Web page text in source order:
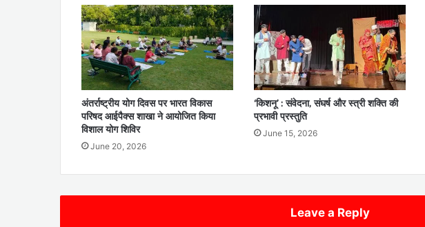
अंतर्राष्ट्रीय योग दिवस पर भारत विकास
परिषद आईपैक्स शाखा ने आयोजित किया
विशाल योग शिविर
June 20, 2026
‘किशनू’ : संवेदना, संघर्ष और स्त्री शक्ति की
प्रभावी प्रस्तुति
June 15, 2026
Leave a Reply